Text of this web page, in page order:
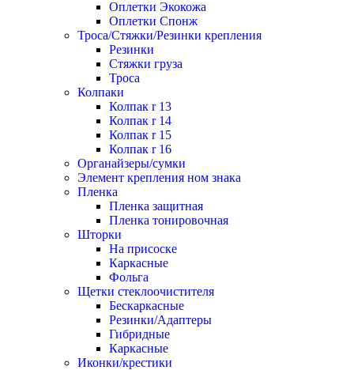
Оплетки Экокожа
Оплетки Спонж
Троса/Стяжки/Резинки крепления
Резинки
Стяжки груза
Троса
Колпаки
Колпак r 13
Колпак r 14
Колпак r 15
Колпак r 16
Органайзеры/сумки
Элемент крепления ном знака
Пленка
Пленка защитная
Пленка тонировочная
Шторки
На присоске
Каркасные
Фольга
Щетки стеклоочистителя
Бескаркасные
Резинки/Адаптеры
Гибридные
Каркасные
Иконки/крестики